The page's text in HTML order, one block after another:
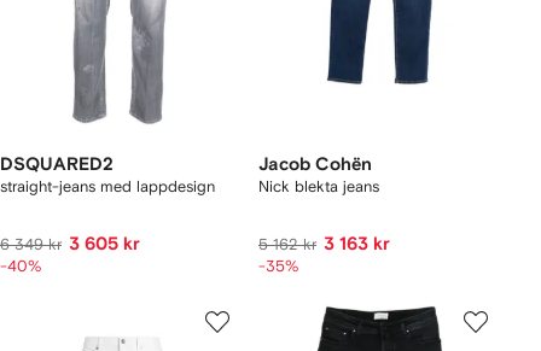
DSQUARED2
straight-jeans med lappdesign
6 349 kr 3 605 kr
-40%
Jacob Cohën
Nick blekta jeans
5 162 kr 3 163 kr
-35%